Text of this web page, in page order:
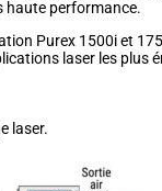
haute performance.
Purex 1500i et
laser les plus
laser.